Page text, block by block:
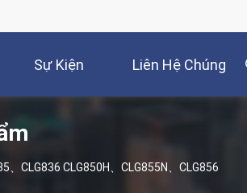
Sự Kiện Liên Hệ Chúng
CLG836 CLG850H、CLG855N、CLG856